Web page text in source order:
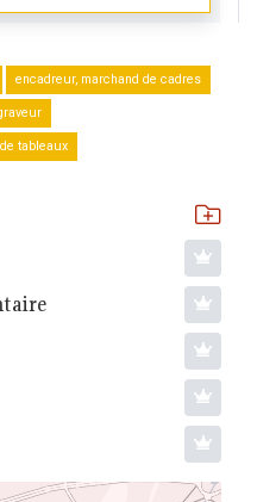
encadreur, marchand de cadres
tableaux